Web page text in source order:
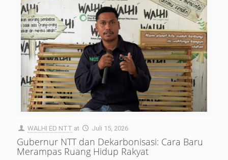
WALHI ED NTT at Juli 15, 2026
Gubernur NTT dan Dekarbonisasi: Cara Baru
Merampas Ruang Hidup Rakyat